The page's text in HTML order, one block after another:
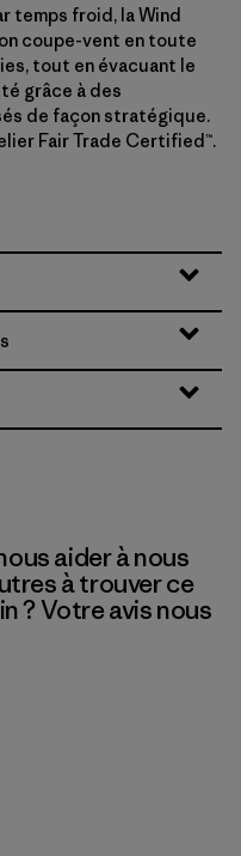
temps froid, la Wind
coupe-vent en toute
tout en évacuant le
grâce à des
de façon stratégique.
Fair Trade Certified™.
aider à nous
à trouver ce
? Votre avis nous